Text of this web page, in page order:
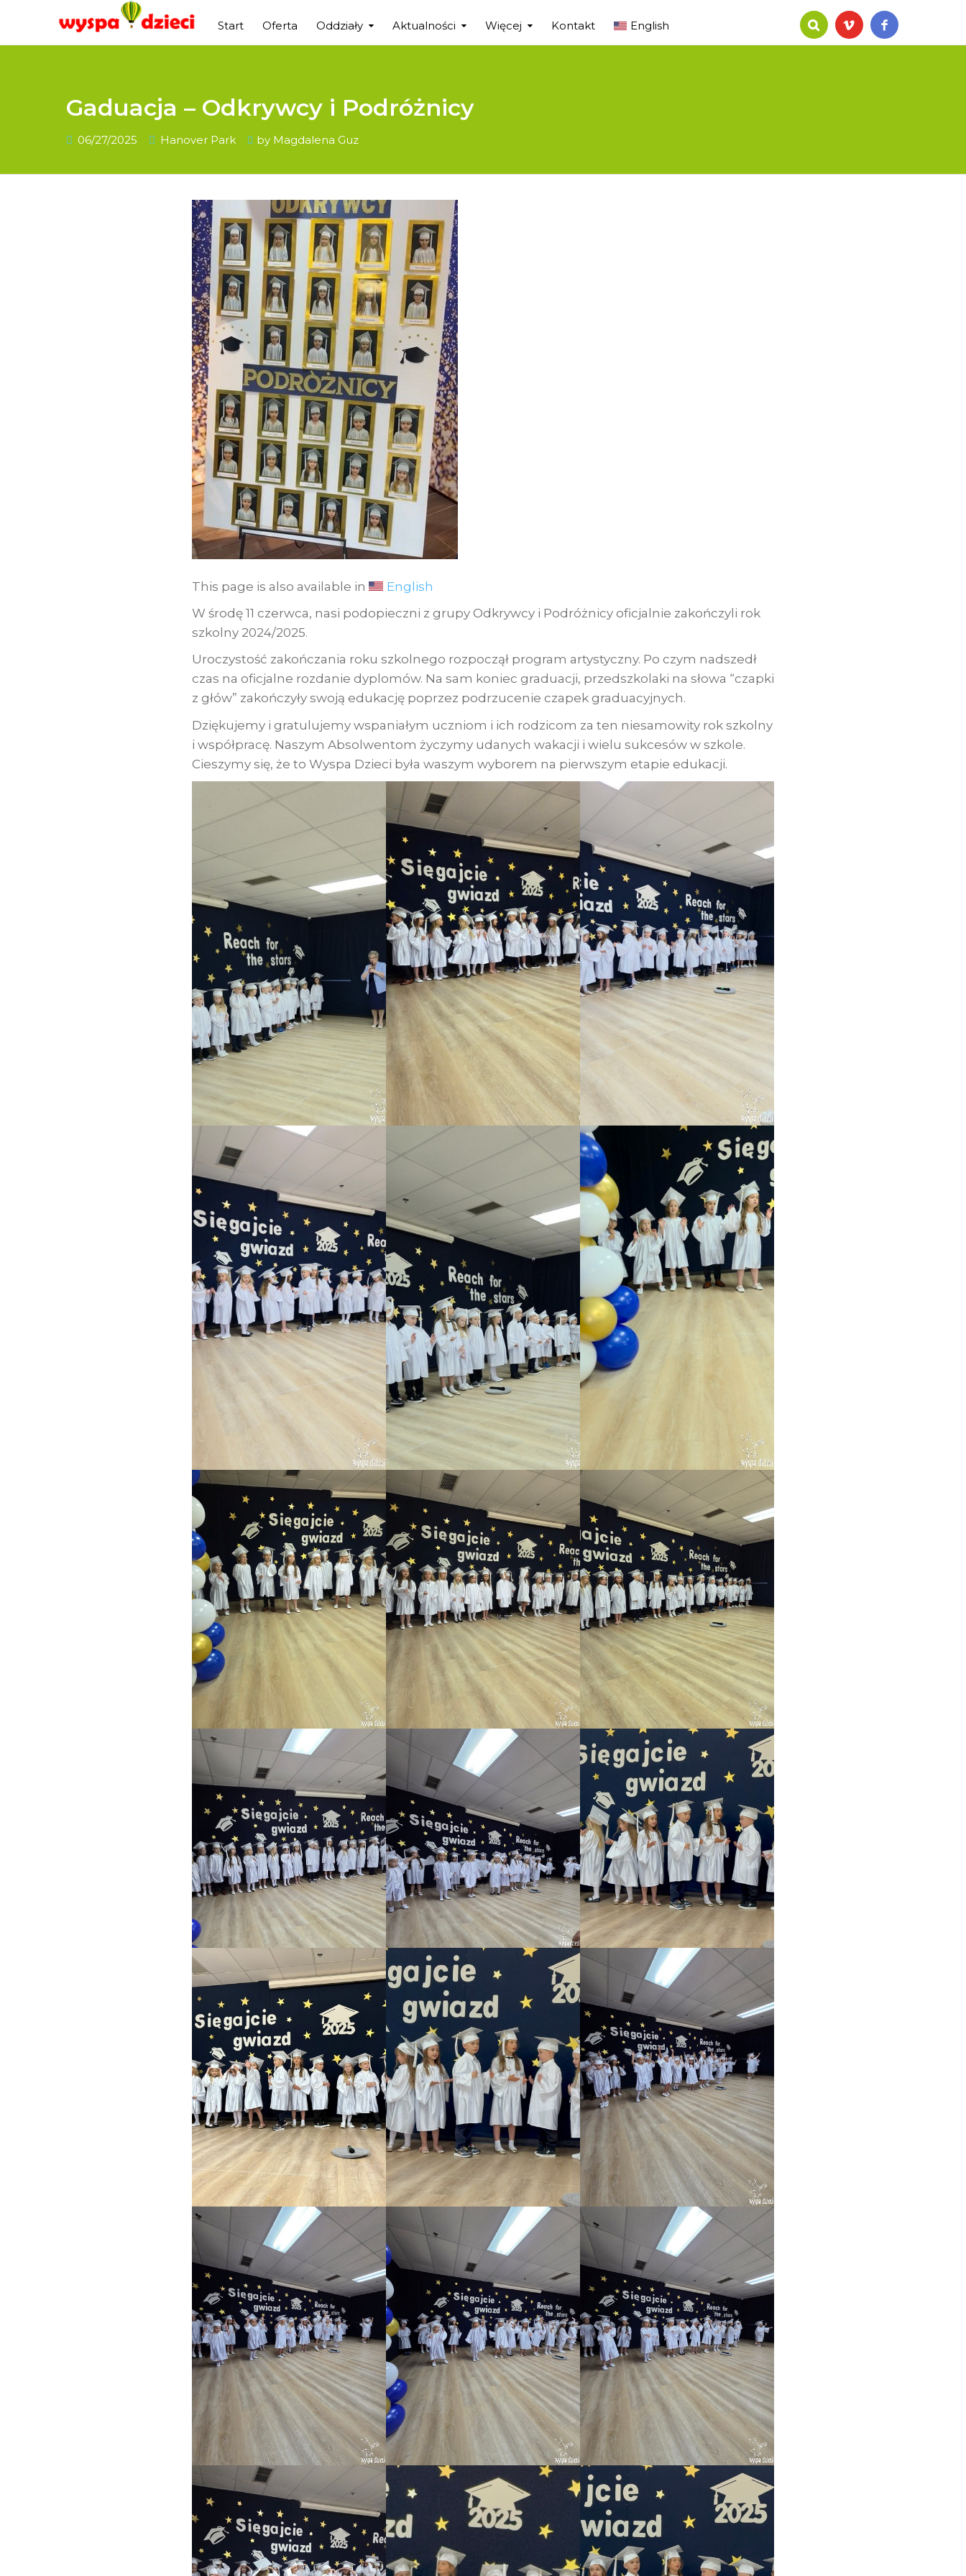
Start Oferta Oddziały Aktualności Więcej Kontakt English
Gaduacja – Odkrywcy i Podróżnicy
06/27/2025 Hanover Park by Magdalena Guz
This page is also available in
English
W środę 11 czerwca, nasi podopieczni z grupy Odkrywcy i Podróżnicy oficjalnie zakończyli rok
szkolny 2024/2025.
Uroczystość zakończania roku szkolnego rozpoczął program artystyczny. Po czym nadszedł
czas na oficjalne rozdanie dyplomów. Na sam koniec graduacji, przedszkolaki na słowa “czapki
z głów” zakończyły swoją edukację poprzez podrzucenie czapek graduacyjnych.
Dziękujemy i gratulujemy wspaniałym uczniom i ich rodzicom za ten niesamowity rok szkolny
i współpracę. Naszym Absolwentom życzymy udanych wakacji i wielu sukcesów w szkole.
Cieszymy się, że to Wyspa Dzieci była waszym wyborem na pierwszym etapie edukacji.